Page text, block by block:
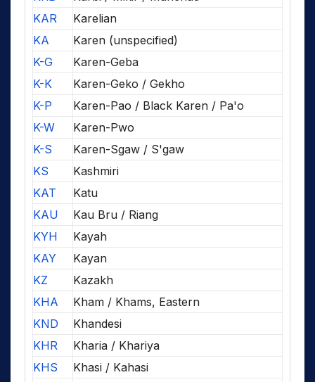
KAR
Karelian
KA
Karen (unspecified)
K-G
Karen-Geba
K-K
Karen-Geko / Gekho
K-P
Karen-Pao / Black Karen / Pa'o
K-W
Karen-Pwo
K-S
Karen-Sgaw / S'gaw
KS
Kashmiri
KAT
Katu
KAU
Kau Bru / Riang
KYH
Kayah
KAY
Kayan
KZ
Kazakh
KHA
Kham / Khams, Eastern
KND
Khandesi
KHR
Kharia / Khariya
KHS
Khasi / Kahasi